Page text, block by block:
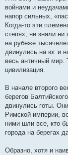
щ
е
и
е
войнами и
напор сильных,
Когда-то эти
степях, не знали
на рубеже
двинулись на юг и
весь античный мир.
цивилизация.
В начале второго
берегов
двинулись готы.
Римской империи,
ними шли все, кто
города на берегах
Образно, хотя и